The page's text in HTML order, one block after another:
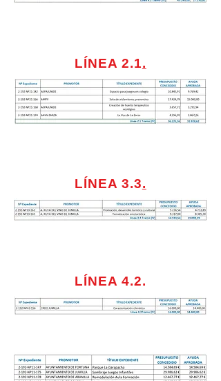
LÍNEA 2.1.
LÍNEA 3.3.
LÍNEA 4.2.